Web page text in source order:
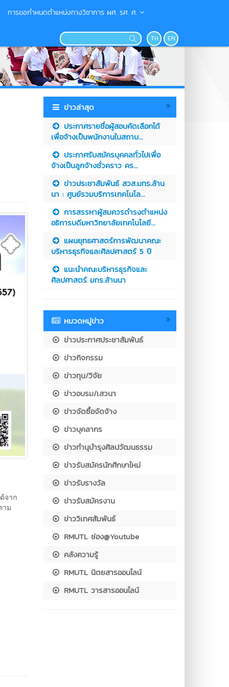
การขอกำหนดตำแหน่งทางวิชาการ ผศ. รศ. ศ.
TH EN
จาก
าม
ข่าวล่าสุด
ประกาศรายชื่อผู้สอบคัดเลือกได้
เพื่อจ้างเป็นพนักงานในสถาบ...
ประกาศรับสมัครบุคคลทั่วไปเพื่อ
จ้างเป็นลูกจ้างชั่วคราว คร...
ข่าวประชาสัมพันธ์ สวส.มทร.ล้าน
นา : ศูนย์รวมบริการเทคโนโล...
การสรรหาผู้สมควรดำรงตำแหน่ง
อธิการบดีมหาวิทยาลัยเทคโนโลยี...
แผนยุทธศาสตร์การพัฒนาคณะ
บริหารธุรกิจและศิลปศาสตร์ 5 ปี
แนะนำคณะบริหารธุรกิจและ
ศิลปศาสตร์ มทร.ล้านนา
หมวดหมู่ข่าว
ข่าวประกาศประชาสัมพันธ์
ข่าวกิจกรรม
ข่าวทุน/วิจัย
ข่าวอบรม/เสวนา
ข่าวจัดซื้อจัดจ้าง
ข่าวบุคลากร
ข่าวทำนุบำรุงศิลปวัฒนธรรม
ข่าวรับสมัครนักศึกษาใหม่
ข่าวรับรางวัล
ข่าวรับสมัครงาน
ข่าววิเทศสัมพันธ์
RMUTL ช่อง@Youtube
คลังความรู้
RMUTL นิตยสารออนไลน์
RMUTL วารสารออนไลน์